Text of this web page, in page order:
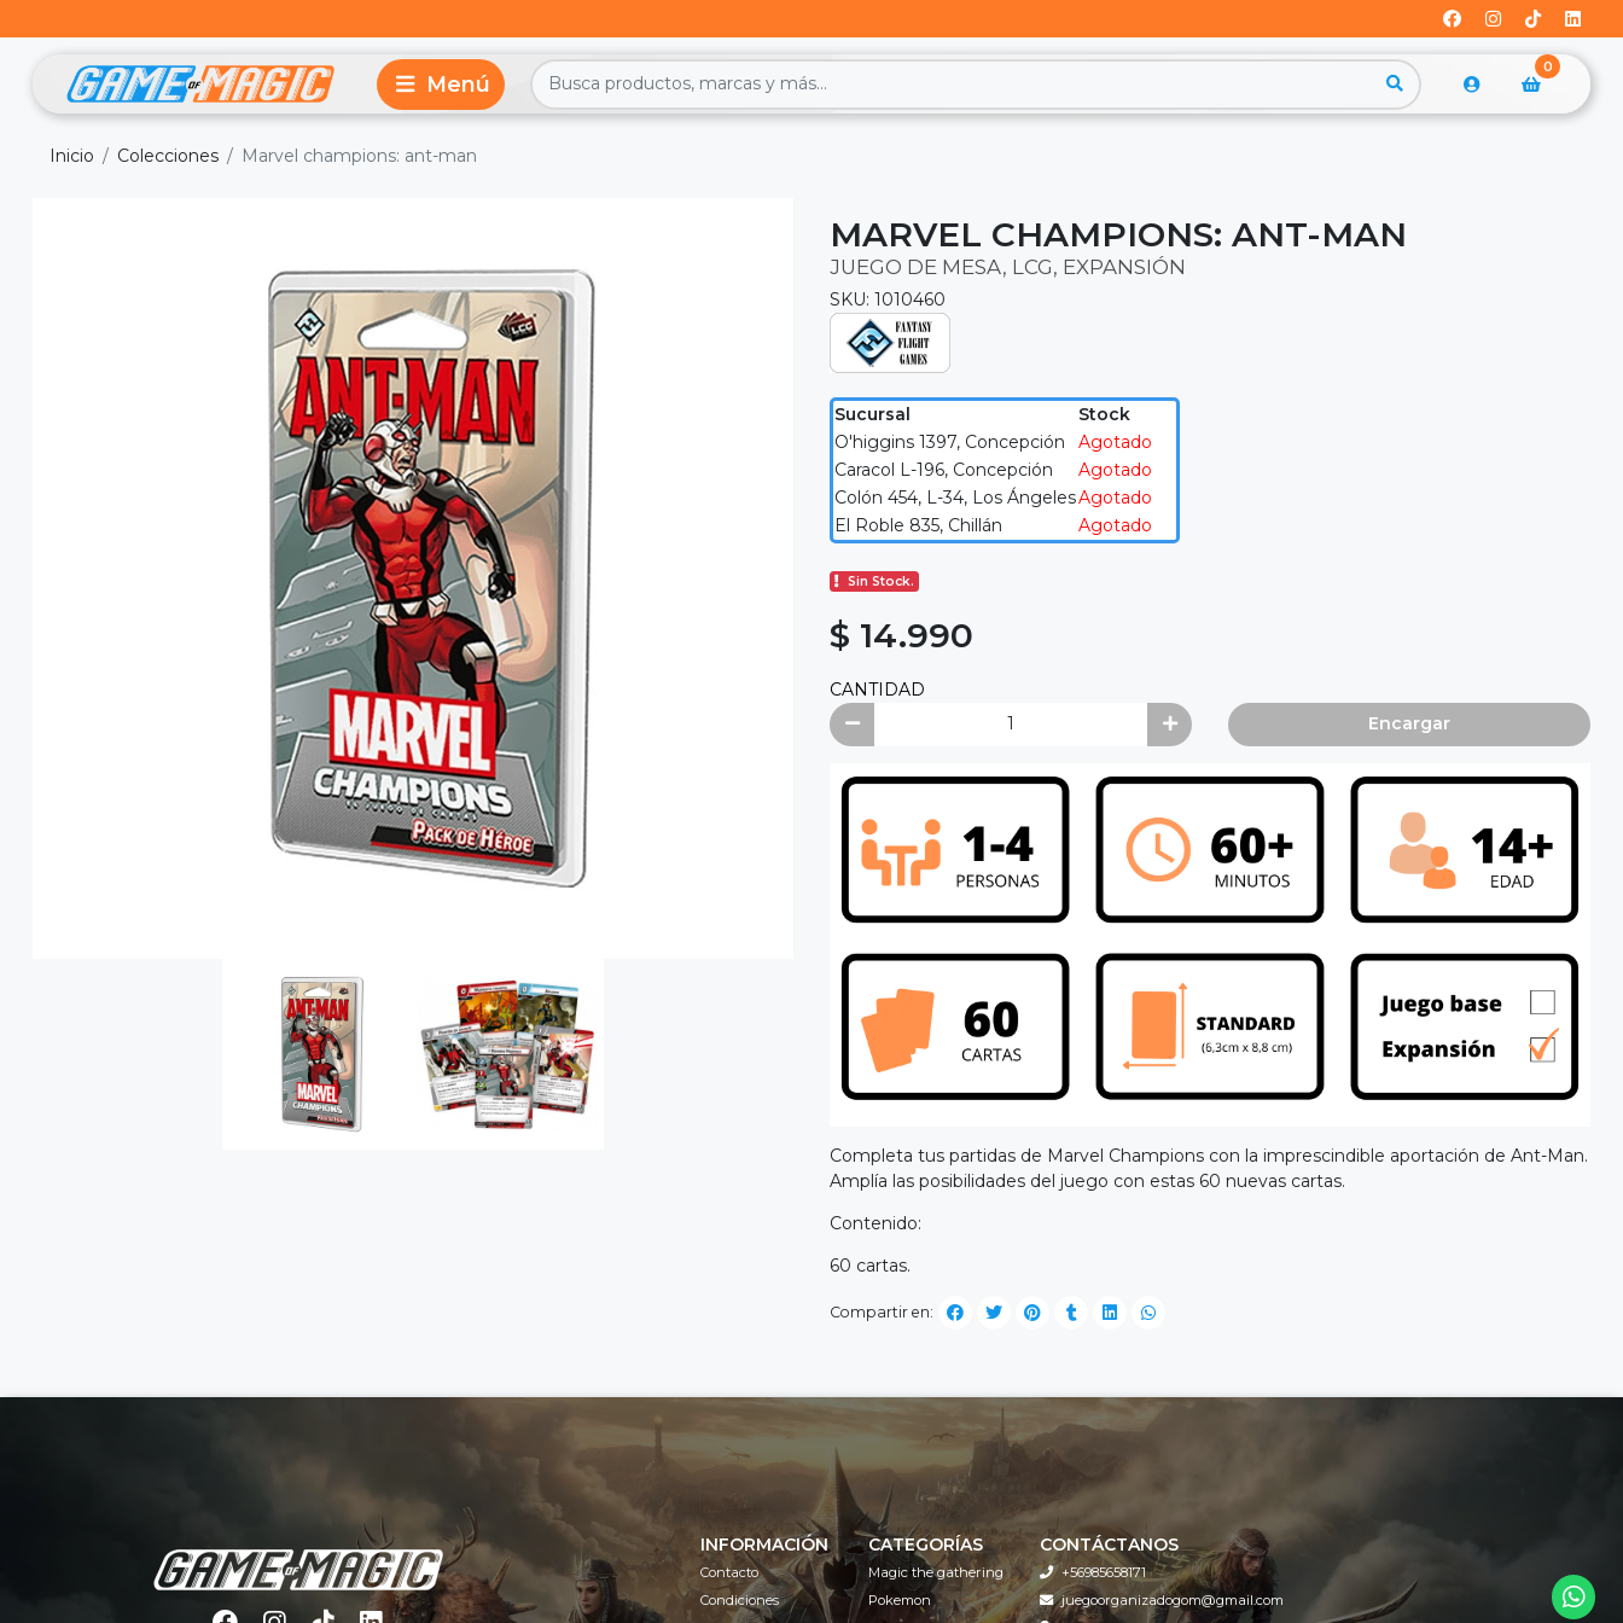
0
Inicio Colecciones Marvel champions: ant-man
MARVEL CHAMPIONS: ANT-MAN
JUEGO DE MESA, LCG, EXPANSIÓN
SKU: 1010460
Sucursal
Stock
O'higgins 1397, Concepción
Agotado
Caracol L-196, Concepción
Agotado
Colón 454, L-34, Los ÁngelesAgotado
El Roble 835, Chillán
Agotado
Sin Stock.
$ 14.990
CANTIDAD
Encargar
Completa tus partidas de Marvel Champions con la imprescindible aportación de Ant-Man.
Amplía las posibilidades del juego con estas 60 nuevas cartas.
Contenido:
60 cartas.
Compartir en:
INFORMACIÓN
Contacto
Condiciones
CATEGORÍAS
Magic the gathering
Pokemon
CONTÁCTANOS
+56985658171
juegoorganizadogom@gmail.com